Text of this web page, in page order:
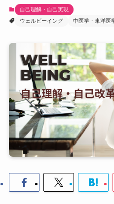
自己理解・自己実現
ウェルビーイング
中医学・東洋医